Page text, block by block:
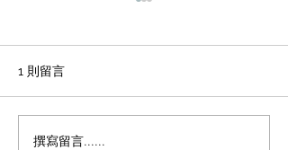
office裝修輕磚的主要功能
1、重量輕：絕對乾容重500-
土的1/4，粘土磚的1/3，空心
磚的1/2。它類似於木頭，可
1 則留言
撰寫留言......